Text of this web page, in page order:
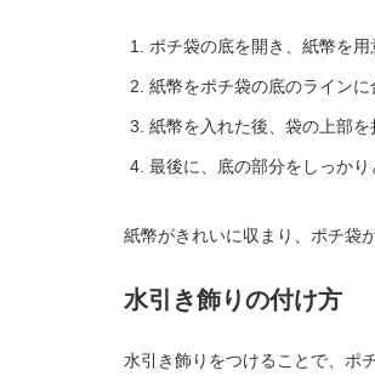
ポチ袋の底を開き、紙幣を用
紙幣をポチ袋の底のラインに
紙幣を入れた後、袋の上部を
最後に、底の部分をしっかり
紙幣がきれいに収まり、ポチ袋
水引き飾りの付け方
水引き飾りをつけることで、ポ